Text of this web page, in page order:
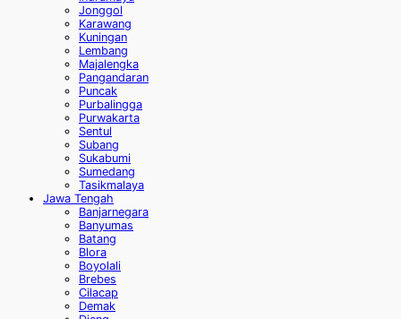
Jonggol
Karawang
Kuningan
Lembang
Majalengka
Pangandaran
Puncak
Purbalingga
Purwakarta
Sentul
Subang
Sukabumi
Sumedang
Tasikmalaya
Jawa Tengah
Banjarnegara
Banyumas
Batang
Blora
Boyolali
Brebes
Cilacap
Demak